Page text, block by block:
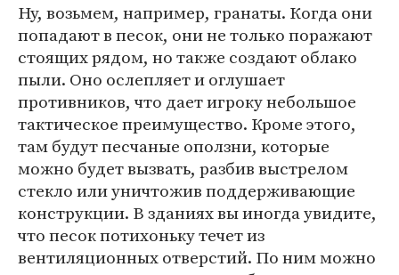
Ну, возьмем, например, гранаты. Когда они
попадают в песок, они не только поражают
стоящих рядом, но также создают облако
пыли. Оно ослепляет и оглушает
противников, что дает игроку небольшое
тактическое преимущество. Кроме этого,
там будут песчаные оползни, которые
можно будет вызвать, разбив выстрелом
стекло или уничтожив поддерживающие
конструкции. В зданиях вы иногда увидите,
что песок потихоньку течет из
вентиляционных отверстий. По ним можно